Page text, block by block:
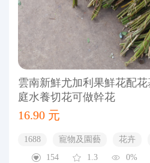
雲南新鮮尤加利果鮮花配
庭水養切花可做幹花
16.90 元
1688 寵物及園藝 花卉
154
1.3 0%